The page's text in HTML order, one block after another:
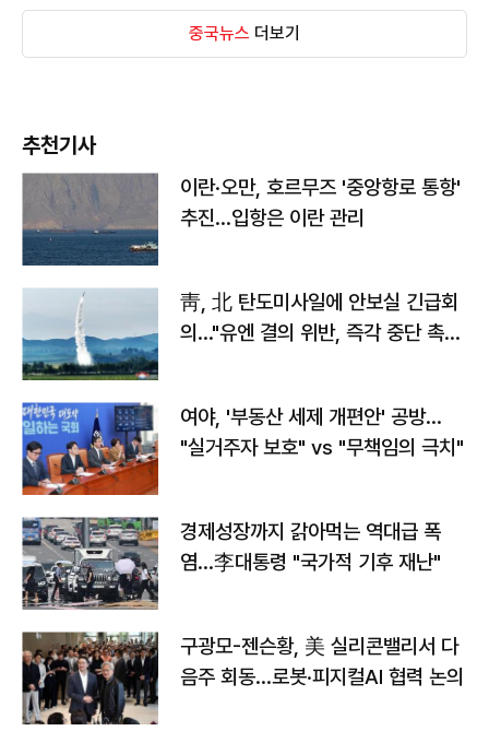
중국뉴스 더보기
추천기사
이란·오만, 호르무즈 '중앙항로 통항'
추진…입항은 이란 관리
靑, 北 탄도미사일에 안보실 긴급회
의…"유엔 결의 위반, 즉각 중단 촉
여야, '부동산 세제 개편안' 공방…
"실거주자 보호" vs "무책임의 극치"
경제성장까지 갉아먹는 역대급 폭
염…李대통령 "국가적 기후 재난"
구광모-젠슨황, 美 실리콘밸리서 다
음주 회동…로봇·피지컬AI 협력 논의